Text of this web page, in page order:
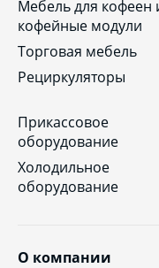
Мебель для кофеен
кофейные модули
Торговая мебель
Рециркуляторы
Прикассовое
оборудование
Холодильное
оборудование
О компании